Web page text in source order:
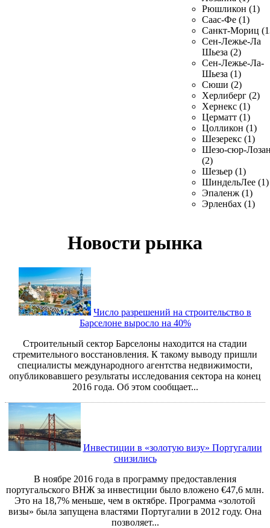
Рюшликон (1)
Саас-Фе (1)
Санкт-Мориц
Сен-Лежье-Ла
Шьеза (2)
Сен-Лежье-Ла-
Шьеза (1)
Сюши (2)
Херлиберг (2)
Хернекс (1)
Церматт (1)
Цолликон (1)
Шезерекс (1)
Шезо-сюр-
(2)
Шезьер (1)
ШиндельЛее (1)
Эпаленж (1)
Эрленбах (1)
Новости рынка
Число разрешений на строительство в
Барселоне выросло на 40%
Строительный сектор Барселоны находится на стадии
стремительного восстановления. К такому выводу пришли
специалисты международного агентства недвижимости,
опубликовавшего результаты исследования сектора на конец
2016 года. Об этом сообщает...
Инвестиции в «золотую визу» Португалии
снизились
В ноябре 2016 года в программу предоставления
португальского ВНЖ за инвестиции было вложено €47,6 млн.
Это на 18,7% меньше, чем в октябре. Программа «золотой
визы» была запущена властями Португалии в 2012 году. Она
позволяет...